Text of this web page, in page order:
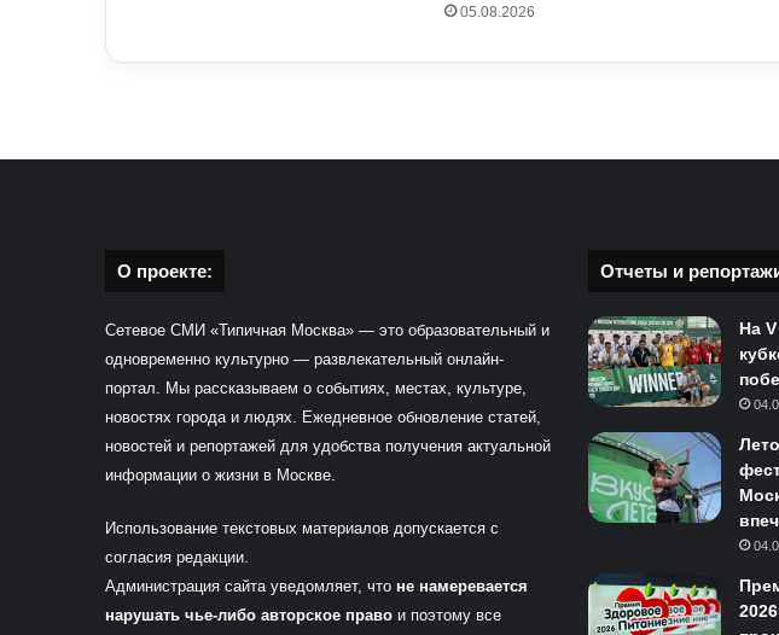
05.08.2026
О проекте:
Сетевое СМИ «Типичная Москва» — это образовательный и
одновременно культурно — развлекательный онлайн-
портал. Мы рассказываем о событиях, местах, культуре,
новостях города и людях. Ежедневное обновление статей,
новостей и репортажей для удобства получения актуальной
информации о жизни в Москве.
Использование текстовых материалов допускается с
согласия редакции.
Администрация сайта уведомляет, что не намеревается
нарушать чье-либо авторское право и поэтому все
Отчеты и
На